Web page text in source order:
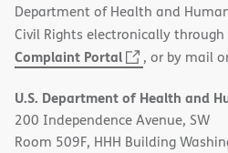
Department of Health and
Civil Rights electronically
Complaint Portal
(opens
new
window)
, or by mail
U.S. Department of Health and
200 Independence Avenue, SW
Room 509F, HHH Building